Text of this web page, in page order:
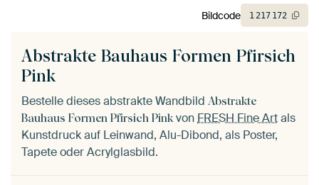
Abstrakte Bauhaus Formen Pfirsich
Pink
Bestelle dieses abstrakte Wandbild Abstrakte
Bauhaus Formen Pfirsich PinkvonFRESH Fine Artals
Kunstdruck auf Leinwand, Alu-Dibond, als Poster,
Tapete oder Acrylglasbild.
Bildcode 1217 172